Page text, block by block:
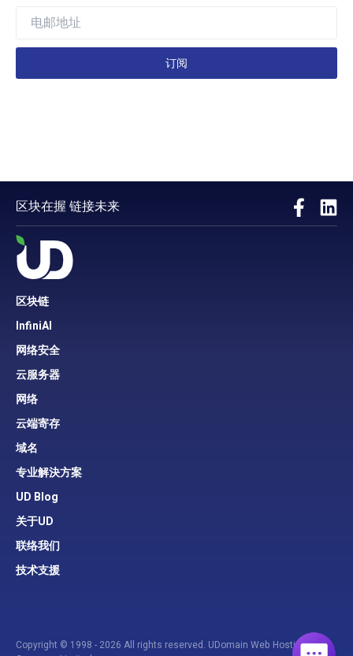
订阅
区块在握 链接未来
区块链
InfiniAI
网络安全
云服务器
网络
云端寄存
域名
专业解決方案
UD Blog
关于UD
联络我们
技术支援
Copyright © 1998 - 2026 All rights reserved. UDomain Web Hosting